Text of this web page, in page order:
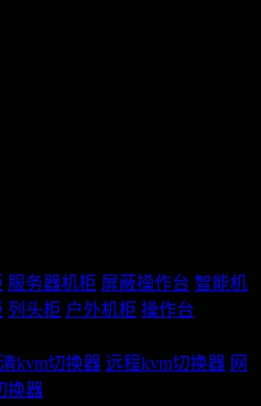
服务器机柜 屏蔽操作台 智能机
列头柜 户外机柜 操作台
kvm切换器 远程kvm切换器 网
换器